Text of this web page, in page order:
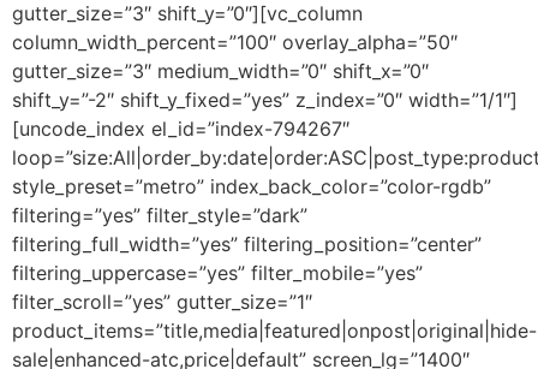
gutter_size=”3″ shift_y=”0″][vc_column
column_width_percent=”100″ overlay_alpha=”50″
gutter_size=”3″ medium_width=”0″ shift_x=”0″
shift_y=”-2″ shift_y_fixed=”yes” z_index=”0″ width=”1/1″]
[uncode_index el_id=”index-794267″
style_preset=”metro” index_back_color=”color-rgdb”
filtering=”yes” filter_style=”dark”
filtering_full_width=”yes” filtering_position=”center”
filtering_uppercase=”yes” filter_mobile=”yes”
filter_scroll=”yes” gutter_size=”1″
product_items=”title,media|featured|onpost|original|hide-
sale|enhanced-atc,price|default” screen_lg=”1400″